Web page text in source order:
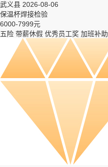
武义县 2026-08-06
保温杯焊接检验
6000-7999元
五险 带薪休假 优秀员工奖 加班补助